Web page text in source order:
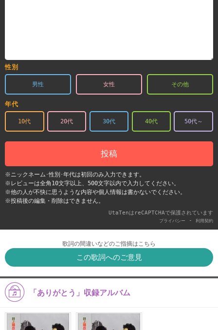
性別
男性 女性 その他
年代
10代 20代 30代 40代 50代～
投稿
※ニックネーム･性別･年代は初回のみ入力できます。
※レビューは全角10文字以上、500文字以内で入力してください。
※他の人が不快に思うような内容や個人情報は書かないでください。
※投稿後の編集・削除はできません。
UtaTenはreCAPTCHAで保護されています
プライバシー - 利用契約
歌詞の間違いなどのご指摘はこちら
この歌詞へのご意見
「ありがとう」収録アルバム